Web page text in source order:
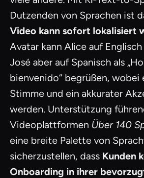
Dutzenden von Sprachen ist
Video kann sofort lokalisiert
Avatar kann Alice auf
José aber auf Spanisch als
bienvenido“ begrüßen, wobei
Stimme und ein akkurater
werden. Unterstützung
Videoplattformen Über 140
eine breite Palette von
sicherzustellen, dass Kunden
Onboarding in ihrer